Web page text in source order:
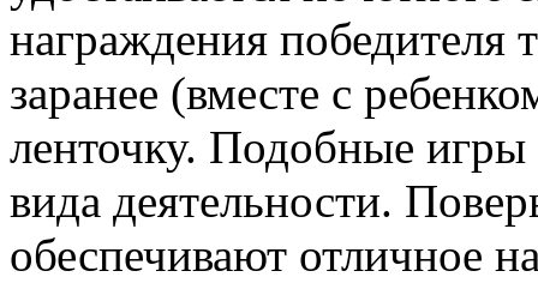
награждения победителя
заранее (вместе с
ленточку. Подобные
вида деятельности.
обеспечивают отличное